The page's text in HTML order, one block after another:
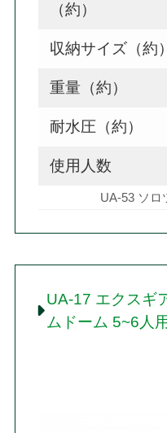
（約）
収納サイズ（約）
重量（約）
耐水圧（約）
使用人数
UA-53 ソロ
UA-17 エクスギ
ムドーム 5~6人